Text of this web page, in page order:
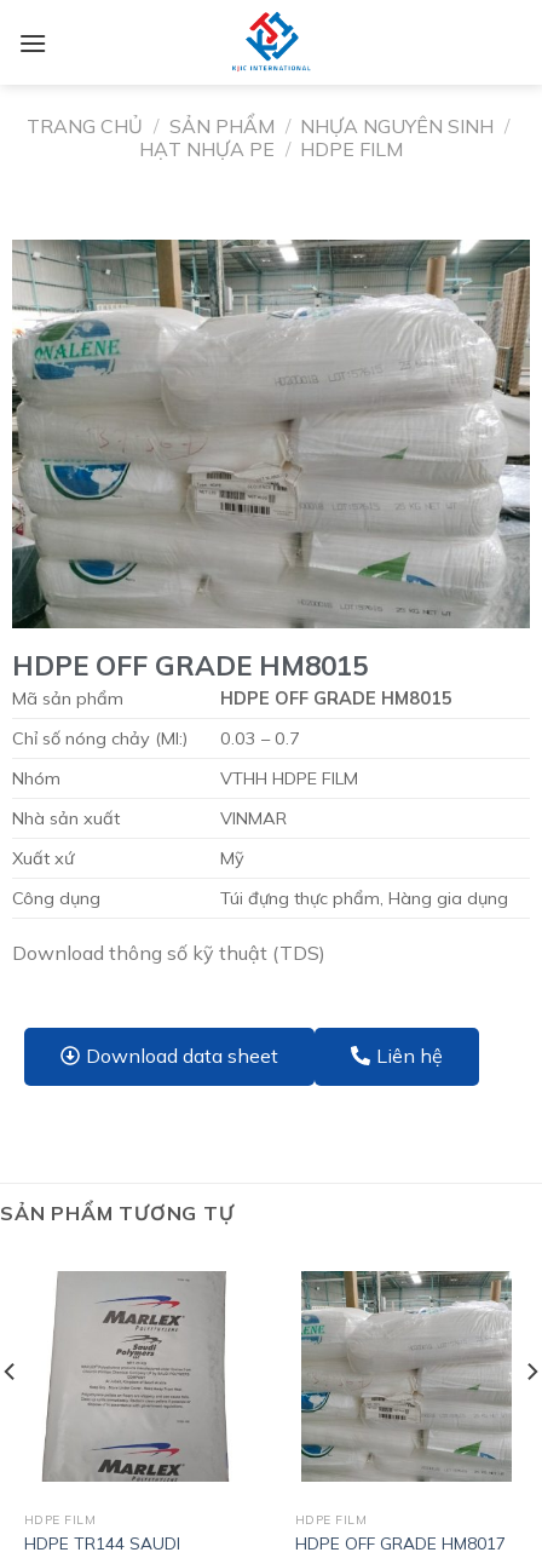
TRANG CHỦ / SẢN PHẨM / NHỰA NGUYÊN SINH /
HẠT NHỰA PE / HDPE FILM
HDPE OFF GRADE HM8015
Mã sản phẩm
HDPE OFF GRADE HM8015
Chỉ số nóng chảy (MI:)
0.03 – 0.7
Nhóm
VTHH HDPE FILM
Nhà sản xuất
VINMAR
Xuất xứ
Mỹ
Công dụng
Túi đựng thực phẩm, Hàng gia dụng
Download thông số kỹ thuật (TDS)
Download data sheet Liên hệ
SẢN PHẨM TƯƠNG TỰ
HDPE FILM
HDPE TR144 SAUDI
HDPE FILM
HDPE OFF GRADE HM8017